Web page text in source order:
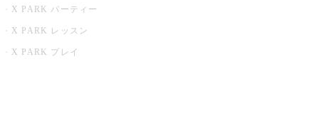
X PARK パーティー
X PARK レッスン
X PARK プレイ